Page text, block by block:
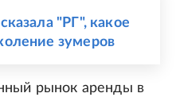
"РГ", какое
зумеров
рынок аренды в